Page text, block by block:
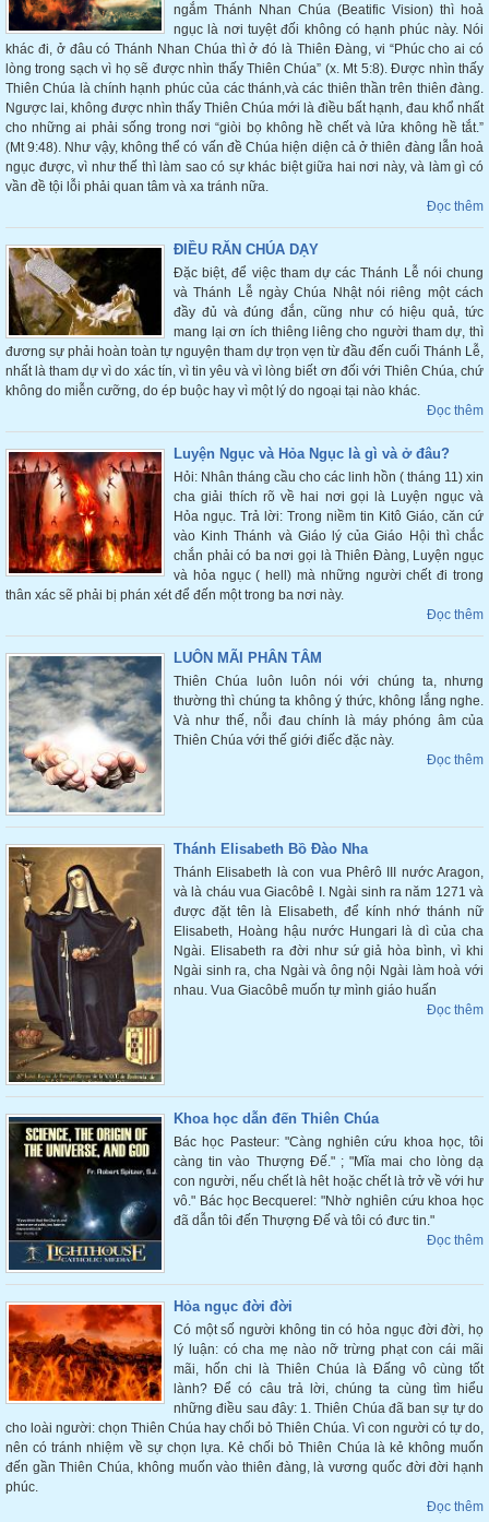
ngắm Thánh Nhan Chúa (Beatific Vision) thì hoả
ngục là nơi tuyệt đối không có hạnh phúc này. Nói
khác đi, ở đâu có Thánh Nhan Chúa thì ở đó là Thiên Đàng, vi “Phúc cho ai có
lòng trong sạch vì họ sẽ được nhìn thấy Thiên Chúa” (x. Mt 5:8). Được nhìn thấy
Thiên Chúa là chính hạnh phúc của các thánh,và các thiên thần trên thiên đàng.
Ngược lai, không được nhìn thấy Thiên Chúa mới là điều bất hạnh, đau khổ nhất
cho những ai phải sống trong nơi “giòi bọ không hề chết và lửa không hề tắt.”
(Mt 9:48). Như vậy, không thể có vấn đề Chúa hiện diện cả ở thiên đàng lẫn hoả
ngục được, vì như thế thì làm sao có sự khác biệt giữa hai nơi này, và làm gì có
vần đề tội lỗi phải quan tâm và xa tránh nữa.
Đọc thêm
ĐIỀU RĂN CHÚA DẠY
Đặc biệt, để việc tham dự các Thánh Lễ nói chung
và Thánh Lễ ngày Chúa Nhật nói riêng một cách
đầy đủ và đúng đắn, cũng như có hiệu quả, tức
mang lại ơn ích thiêng liêng cho người tham dự, thì
đương sự phải hoàn toàn tự nguyện tham dự trọn vẹn từ đầu đến cuối Thánh Lễ,
nhất là tham dự vì do xác tín, vì tin yêu và vì lòng biết ơn đối với Thiên Chúa, chứ
không do miễn cưỡng, do ép buộc hay vì một lý do ngoại tại nào khác.
Đọc thêm
Luyện Ngục và Hỏa Ngục là gì và ở đâu?
Hỏi: Nhân tháng cầu cho các linh hồn ( tháng 11) xin
cha giải thích rõ về hai nơi gọi là Luyện ngục và
Hỏa ngục. Trả lời: Trong niềm tin Kitô Giáo, căn cứ
vào Kinh Thánh và Giáo lý của Giáo Hội thì chắc
chắn phải có ba nơi gọi là Thiên Đàng, Luyện ngục
và hỏa ngục ( hell) mà những người chết đi trong
thân xác sẽ phải bị phán xét để đến một trong ba nơi này.
Đọc thêm
LUÔN MÃI PHÂN TÂM
Thiên Chúa luôn luôn nói với chúng ta, nhưng
thường thì chúng ta không ý thức, không lắng nghe.
Và như thế, nỗi đau chính là máy phóng âm của
Thiên Chúa với thế giới điếc đặc này.
Đọc thêm
Thánh Elisabeth Bồ Đào Nha
Thánh Elisabeth là con vua Phêrô III nước Aragon,
và là cháu vua Giacôbê I. Ngài sinh ra năm 1271 và
được đặt tên là Elisabeth, để kính nhớ thánh nữ
Elisabeth, Hoàng hậu nước Hungari là dì của cha
Ngài. Elisabeth ra đời như sứ giả hòa bình, vì khi
Ngài sinh ra, cha Ngài và ông nội Ngài làm hoà với
nhau. Vua Giacôbê muốn tự mình giáo huấn
Đọc thêm
Khoa học dẫn đến Thiên Chúa
Bác học Pasteur: "Càng nghiên cứu khoa học, tôi
càng tin vào Thượng Đế." ; "Mĩa mai cho lòng dạ
con người, nếu chết là hêt hoặc chết là trở về với hư
vô." Bác học Becquerel: "Nhờ nghiên cứu khoa học
đã dẫn tôi đến Thượng Đế và tôi có đưc tin."
Đọc thêm
Hỏa ngục đời đời
Có một số người không tin có hỏa ngục đời đời, họ
lý luận: có cha mẹ nào nỡ trừng phạt con cái mãi
mãi, hốn chi là Thiên Chúa là Đấng vô cùng tốt
lành? Để có câu trả lời, chúng ta cùng tìm hiểu
những điều sau đây: 1. Thiên Chúa đã ban sự tự do
cho loài người: chọn Thiên Chúa hay chối bỏ Thiên Chúa. Vì con người có tự do,
nên có tránh nhiệm về sự chọn lựa. Kẻ chối bỏ Thiên Chúa là kẻ không muốn
đến gần Thiên Chúa, không muốn vào thiên đàng, là vương quốc đời đời hạnh
phúc.
Đọc thêm